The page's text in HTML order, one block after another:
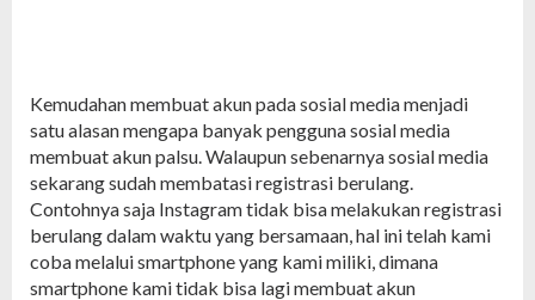
Kemudahan membuat akun pada sosial media menjadi
satu alasan mengapa banyak pengguna sosial media
membuat akun palsu. Walaupun sebenarnya sosial media
sekarang sudah membatasi registrasi berulang.
Contohnya saja Instagram tidak bisa melakukan registrasi
berulang dalam waktu yang bersamaan, hal ini telah kami
coba melalui smartphone yang kami miliki, dimana
smartphone kami tidak bisa lagi membuat akun